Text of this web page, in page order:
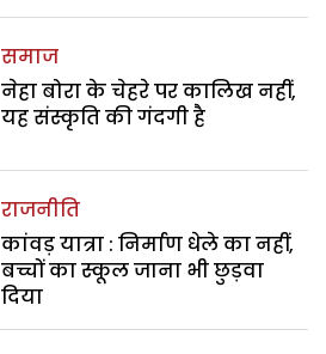
समाज
नेहा बोरा के चेहरे पर कालिख नहीं,
यह संस्कृति की गंदगी है
राजनीति
कांवड़ यात्रा : निर्माण धेले का नहीं,
बच्चों का स्कूल जाना भी छुड़वा
दिया